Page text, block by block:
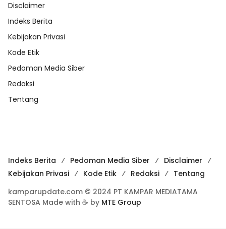
Disclaimer
Indeks Berita
Kebijakan Privasi
Kode Etik
Pedoman Media Siber
Redaksi
Tentang
Indeks Berita Pedoman Media Siber
Disclaimer
Kebijakan Privasi
Kode Etik Redaksi
Tentang
kamparupdate.com © 2024 PT KAMPAR MEDIATAMA
SENTOSA Made with ☕ by MTE Group